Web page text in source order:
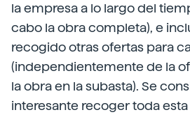
la empresa a lo largo del
cabo la obra completa), e
recogido otras ofertas para
(independientemente de la
la obra en la subasta). Se
interesante recoger toda